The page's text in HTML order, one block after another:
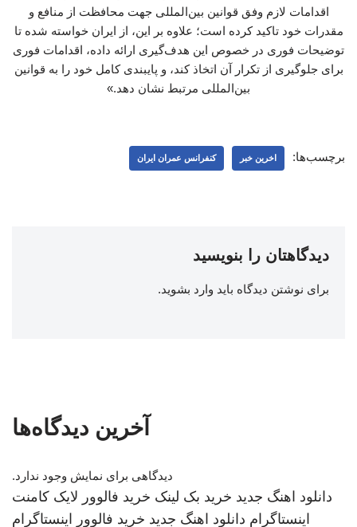
اقدامات لازم وفق قوانین بین‌المللی جهت محافظت از منافع و
مقدرات خود تاکید کرده است؛ علاوه بر این، از ایران خواسته شده تا
توضیحات فوری در خصوص این هدف‌گیری ارائه داده، اقدامات فوری
برای جلوگیری از تکرار آن اتخاذ کند، و پایبندی کامل خود را به قوانین
بین‌المللی مرتبط نشان دهد.»
برچسب‌ها: اخرین خبر کنفرانس عمران ایران
دیدگاهتان را بنویسید
برای نوشتن دیدگاه باید وارد بشوید.
آخرین دیدگاه‌ها
دیدگاهی برای نمایش وجود ندارد.
دانلود اهنگ جدید خرید بک لینک خرید فالوور لایک کامنت
اینستاگرام دانلود اهنگ جدید خرید فالوور اینستاگرام